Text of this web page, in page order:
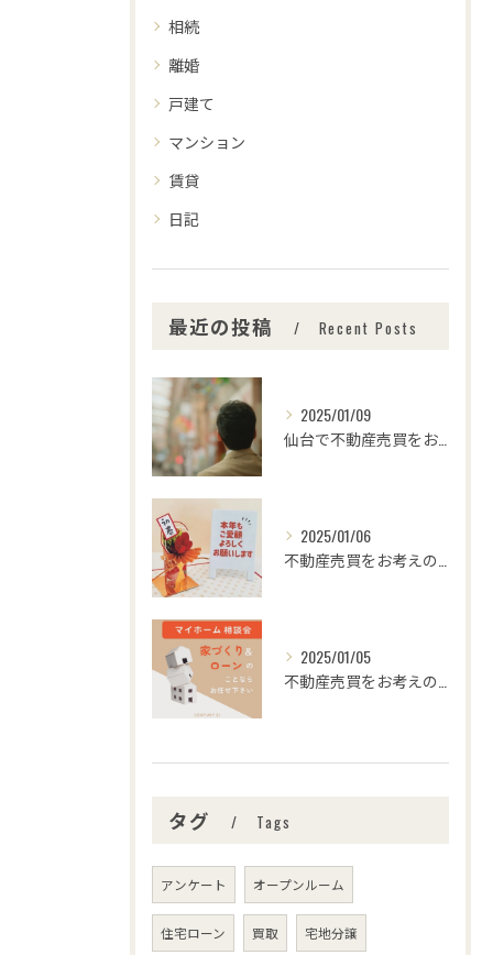
相続
離婚
戸建て
マンション
賃貸
日記
最近の投稿 Recent Posts
2025/01/09
2025/01/06
2025/01/05
タグ Tags
アンケート オープンルーム
住宅ローン 買取 宅地分譲